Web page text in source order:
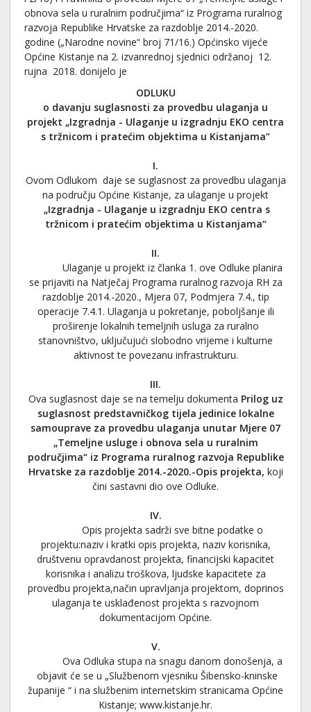
obnova sela u ruralnim područjima“ iz Programa ruralnog
razvoja Republike Hrvatske za razdoblje 2014.-2020.
godine („Narodne novine“ broj 71/16.) Općinsko vijeće
Općine Kistanje na 2. izvanrednoj sjednici održanoj 12.
rujna 2018. donijelo je
ODLUKU
o davanju suglasnosti za provedbu ulaganja u
projekt „Izgradnja - Ulaganje u izgradnju EKO centra
s tržnicom i pratećim objektima u Kistanjama“
I.
Ovom Odlukom daje se suglasnost za provedbu ulaganja
na području Općine Kistanje, za ulaganje u projekt
„Izgradnja - Ulaganje u izgradnju EKO centra s
tržnicom i pratećim objektima u Kistanjama“
II.
Ulaganje u projekt iz članka 1. ove Odluke planira
se prijaviti na Natječaj Programa ruralnog razvoja RH za
razdoblje 2014.-2020., Mjera 07, Podmjera 7.4., tip
operacije 7.4.1. Ulaganja u pokretanje, poboljšanje ili
proširenje lokalnih temeljnih usluga za ruralno
stanovništvo, uključujući slobodno vrijeme i kulturne
aktivnost te povezanu infrastrukturu.
III.
Ova suglasnost daje se na temelju dokumenta Prilog uz
suglasnost predstavničkog tijela jedinice lokalne
samouprave za provedbu ulaganja unutar Mjere 07
„Temeljne usluge i obnova sela u ruralnim
područjima“ iz Programa ruralnog razvoja Republike
Hrvatske za razdoblje 2014.-2020.-Opis projekta, koji
čini sastavni dio ove Odluke.
IV.
Opis projekta sadrži sve bitne podatke o
projektu:naziv i kratki opis projekta, naziv korisnika,
društvenu opravdanost projekta, financijski kapacitet
korisnika i analizu troškova, ljudske kapacitete za
provedbu projekta,način upravljanja projektom, doprinos
ulaganja te usklađenost projekta s razvojnom
dokumentacijom Općine.
V.
Ova Odluka stupa na snagu danom donošenja, a
objavit će se u „Službenom vjesniku Šibensko-kninske
županije “ i na službenim internetskim stranicama Općine
Kistanje; www.kistanje.hr.